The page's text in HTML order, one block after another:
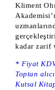
Kliment
kadar zarif
* Fiyat
Toptan
Kutsal